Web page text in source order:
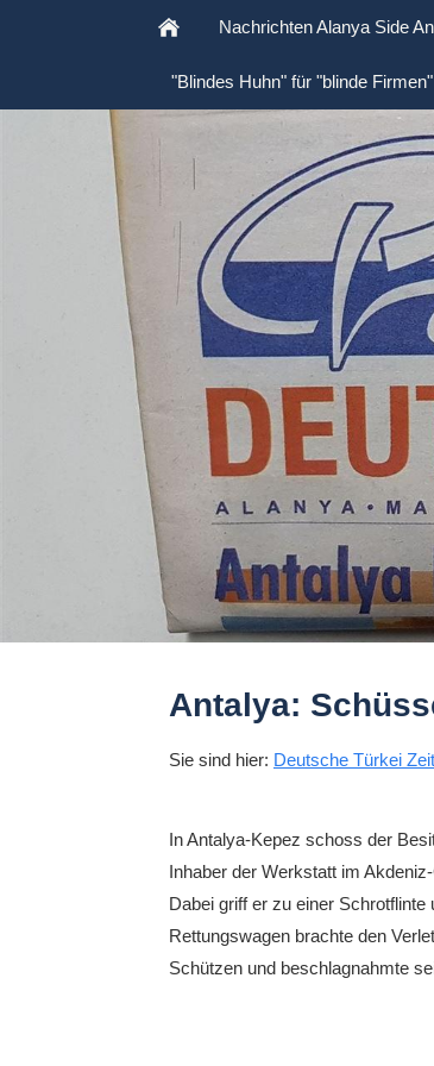
Nachrichten Alanya Side
"Blindes Huhn" für "blinde Firmen"
Antalya:
Sie sind hier: Deutsche Türkei
In Antalya-Kepez schoss der
Inhaber der Werkstatt im
Dabei griff er zu einer
Rettungswagen brachte den
Schützen und beschlagnahmte